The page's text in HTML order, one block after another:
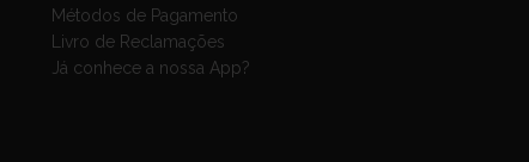
Métodos de Pagamento
Livro de Reclamações
Já conhece a nossa App?